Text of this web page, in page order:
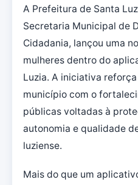
A Prefeitura de Santa
Secretaria Municipal de
Cidadania, lançou uma
mulheres dentro do
Luzia. A iniciativa
município com o
públicas voltadas à
autonomia e qualidade
luziense.
Mais do que um